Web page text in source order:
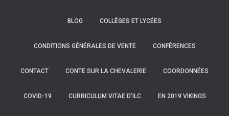
BLOG COLLÈGES ET LYCÉES
CONDITIONS GÉNÉRALES DE VENTE CONFÉRENCES
CONTACT CONTE SUR LA CHEVALERIE COORDONNÉES
COVID-19 CURRICULUM VITAE D’ILC EN 2019 VIKINGS